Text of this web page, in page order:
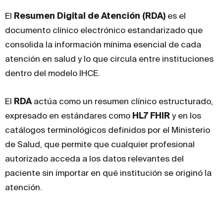
El Resumen Digital de Atención (RDA) es el
documento clínico electrónico estandarizado que
consolida la información mínima esencial de cada
atención en salud y lo que circula entre instituciones
dentro del modelo IHCE.
El RDA actúa como un resumen clínico estructurado,
expresado en estándares como HL7 FHIR y en los
catálogos terminológicos definidos por el Ministerio
de Salud, que permite que cualquier profesional
autorizado acceda a los datos relevantes del
paciente sin importar en qué institución se originó la
atención.